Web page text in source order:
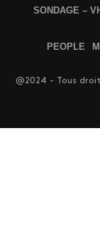
SONDAGE –
PEOPLE
@2024 - Tous